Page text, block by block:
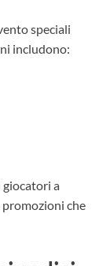
speciali
includono:
a
che